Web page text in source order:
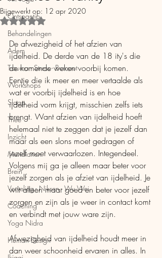
Ontspantip
Behandelingen
Adem
Trauma - Stress - Burnout
Workshops
Slaap
Thee
Inzicht
Meridianen
Brein
Verveling - Niksen - Wu Wei
Coaching
Yoga Nidra
Human Design
Bijgewerkt op: 12 apr 2020
Beoordeeld met NaN uit 5 sterren.
De afwezigheid of het afzien van
ijdelheid. De derde van de 18 ity's die
de komende weken voorbij komen.
Eentje die ik meer en meer vertaalde als
wat er voorbij ijdelheid is en hoe
ijdelheid vorm krijgt, misschien zelfs iets
brengt. Want afzien van ijdelheid hoeft
helemaal niet te zeggen dat je jezelf dan
maar als een slons moet gedragen of
jezelf moet verwaarlozen. Integendeel.
Volgens mij ga je alleen maar beter voor
jezelf zorgen als je afziet van ijdelheid. Je
wilt alleen maar goed en beter voor jezelf
zorgen en zijn als je weer in contact komt
en verbindt met jouw ware zijn.
Afwezigheid van ijdelheid houdt meer in
dan weer schoonheid ervaren in alles. In